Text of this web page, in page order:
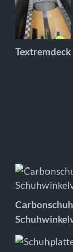
Textremdecks